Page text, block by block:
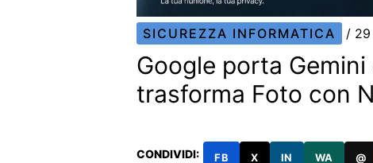
SICUREZZA INFORMATICA /
Google porta
trasforma Foto con
CONDIVIDI: FB X IN WA @